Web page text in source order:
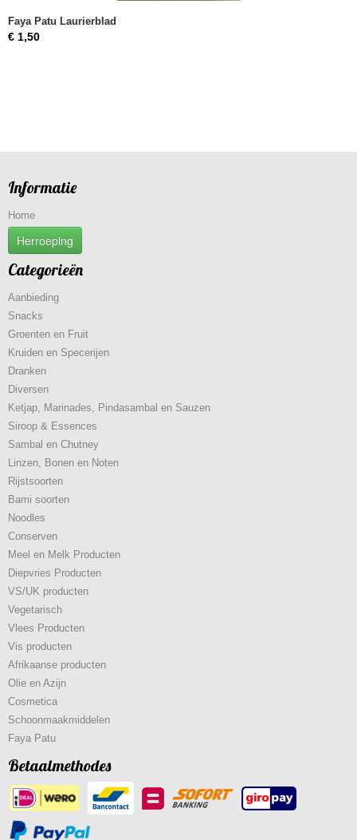
Faya Patu Laurierblad
€ 1,50
Informatie
Home
Herroeping
Categorieën
Aanbieding
Snacks
Groenten en Fruit
Kruiden en Specerijen
Dranken
Diversen
Ketjap, Marinades, Pindasambal en Sauzen
Siroop & Essences
Sambal en Chutney
Linzen, Bonen en Noten
Rijstsoorten
Bami soorten
Noodles
Conserven
Meel en Melk Producten
Diepvries Producten
VS/UK producten
Vegetarisch
Vlees Producten
Vis producten
Afrikaanse producten
Olie en Azijn
Cosmetica
Schoonmaakmiddelen
Faya Patu
Betaalmethodes